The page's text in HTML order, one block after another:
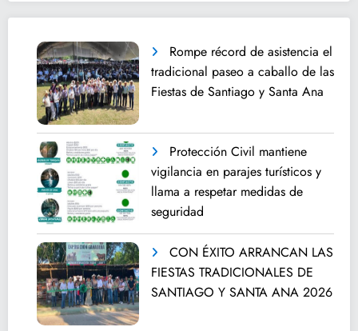
Rompe récord de asistencia el
tradicional paseo a caballo de las
Fiestas de Santiago y Santa Ana
Protección Civil mantiene
vigilancia en parajes turísticos y
llama a respetar medidas de
seguridad
CON ÉXITO ARRANCAN LAS
FIESTAS TRADICIONALES DE
SANTIAGO Y SANTA ANA 2026